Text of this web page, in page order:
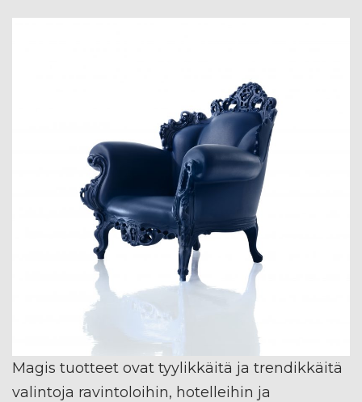
Magis tuotteet ovat tyylikkäitä ja trendikkäitä
valintoja ravintoloihin, hotelleihin ja